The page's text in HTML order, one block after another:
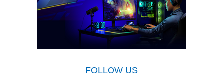
FOLLOW US